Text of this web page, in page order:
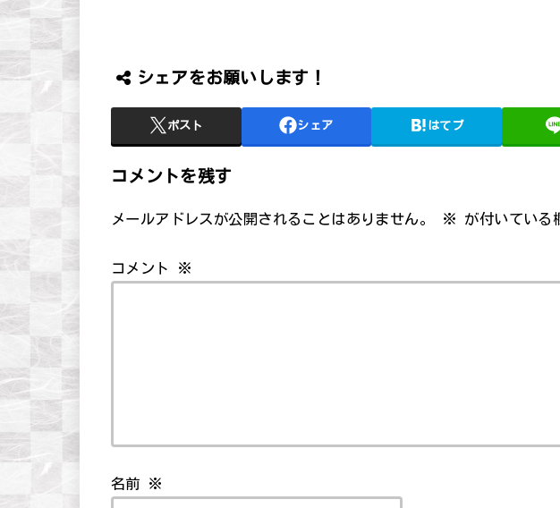
シェアをお願いします！
ポスト シェア はてブ
コメントを残す
メールアドレスが公開されることはありません。 ※ が付いている
コメント ※
名前 ※